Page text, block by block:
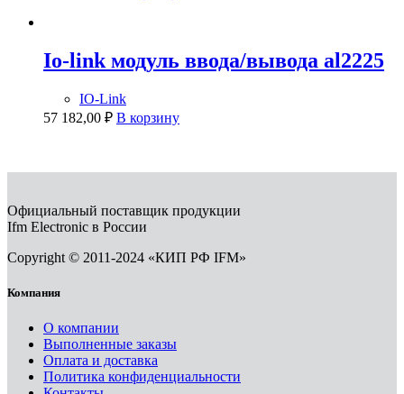
Io-link модуль ввода/вывода al2225
IO-Link
57 182,00 ₽ В корзину
Официальный поставщик продукции
Ifm Electronic в России
Copyright © 2011-2024 «КИП РФ IFM»
Компания
О компании
Выполненные заказы
Оплата и доставка
Политика конфиденциальности